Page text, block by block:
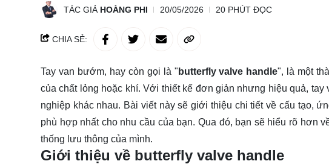
TÁC GIẢ HOÀNG PHI 20/05/2026 20 PHÚT ĐỌC
CHIA SẺ:
Tay van bướm, hay còn gọi là " butterfly valve handle", là một
của chất lỏng hoặc khí. Với thiết kế đơn giản nhưng hiệu quả,
nghiệp khác nhau. Bài viết này sẽ giới thiệu chi tiết về cấu tạo,
phù hợp nhất cho nhu cầu của bạn. Qua đó, bạn sẽhiểu rõ hơn
thống lưu thông của mình.
Giới thiệu về butterfly valve handle